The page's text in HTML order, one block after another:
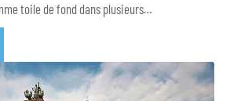
toile de fond dans plusieurs…